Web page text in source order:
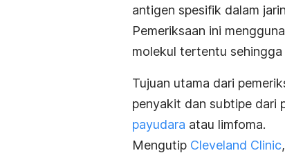
antigen spesifik dalam
Pemeriksaan ini
molekul tertentu
Tujuan utama dari
penyakit dan subtipe dari
payudara atau limfoma.
Mengutip Cleveland Clinic